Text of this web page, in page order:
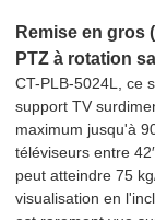
Remise en gros
PTZ à rotation
CT-PLB-5024L, ce
support TV
maximum jusqu'à
téléviseurs entre
peut atteindre 75
visualisation en